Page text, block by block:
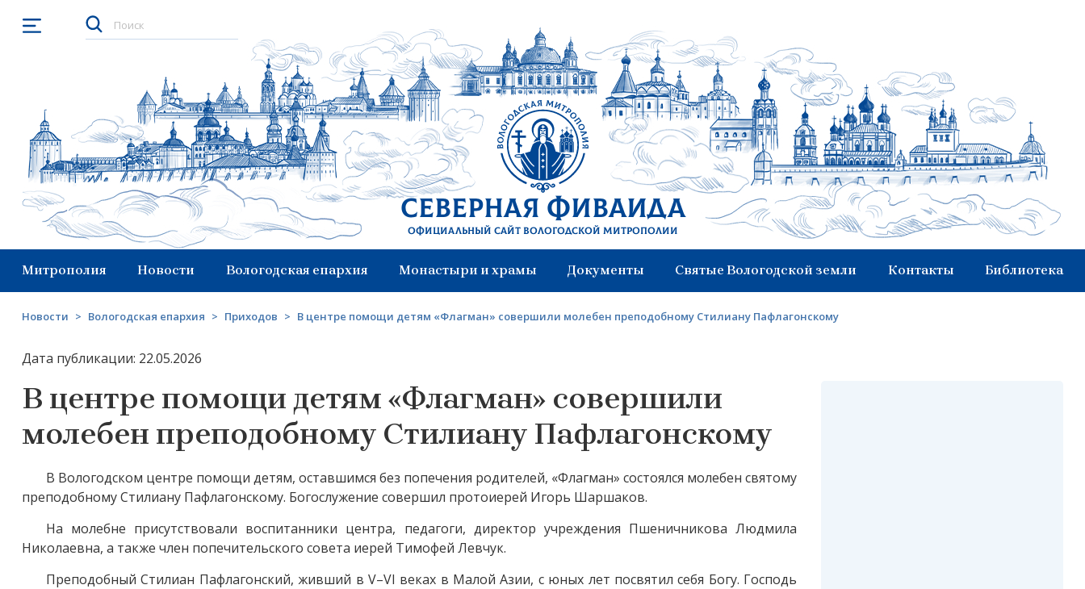
Открыть меню
Северная Фиваида
Официальный сайт Вологодской митрополии
Митрополия Новости Вологодская епархия Монастыри и храмы Документы Святые Вологодской земли Контакты Библиотека
Новости > Вологодская епархия > Приходов > В центре помощи детям «Флагман» совершили молебен преподобному Стилиану Пафлагонскому
Дата публикации: 22.05.2026
В центре помощи детям «Флагман» совершили
молебен преподобному Стилиану Пафлагонскому
В Вологодском центре помощи детям, оставшимся без попечения родителей, «Флагман» состоялся молебен святому
преподобному Стилиану Пафлагонскому. Богослужение совершил протоиерей Игорь Шаршаков.
На молебне присутствовали воспитанники центра, педагоги, директор учреждения Пшеничникова Людмила
Николаевна, а также член попечительского совета иерей Тимофей Левчук.
Преподобный Стилиан Пафлагонский, живший в V–VI веках в Малой Азии, с юных лет посвятил себя Богу. Господь